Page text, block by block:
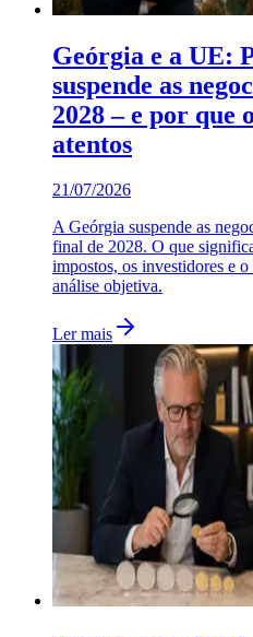
Geórgia e a UE:
suspende as
2028 – e por que
atentos
21/07/2026
A Geórgia suspende as
final de 2028. O que
impostos, os investidores e
análise objetiva.
Ler mais